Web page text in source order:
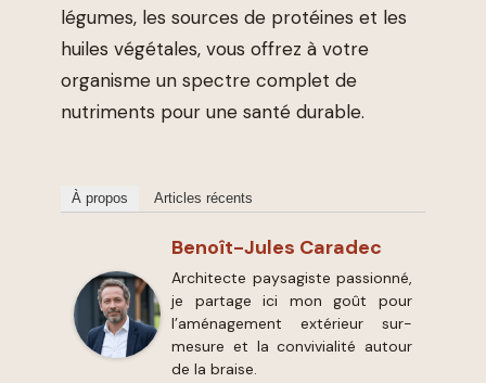
légumes, les sources de protéines et les
huiles végétales, vous offrez à votre
organisme un spectre complet de
nutriments pour une santé durable.
À propos Articles récents
Benoît-Jules Caradec
Architecte paysagiste passionné,
je partage ici mon goût pour
l’aménagement extérieur sur-
mesure et la convivialité autour
de la braise.